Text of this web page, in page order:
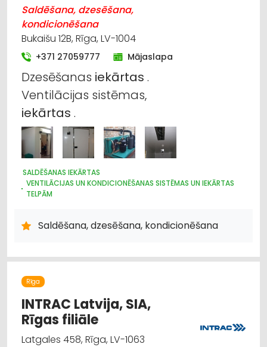
Saldēšana, dzesēšana,
kondicionēšana
Bukaišu 12B, Rīga, LV-1004
+371 27059777 Mājaslapa
Dzesēšanas iekārtas .
Ventilācijas sistēmas,
iekārtas .
SALDĒŠANAS IEKĀRTAS
VENTILĀCIJAS UN KONDICIONĒŠANAS SISTĒMAS UN IEKĀRTAS
TELPĀM
SILTUMTEHNIKA, APKURES IEKĀRTAS
SILTUMAPGĀDE UN SILTUMTĪKLI
Saldēšana, dzesēšana, kondicionēšana
Rīga
INTRAC Latvija, SIA,
Rīgas filiāle
Latgales 458, Rīga, LV-1063